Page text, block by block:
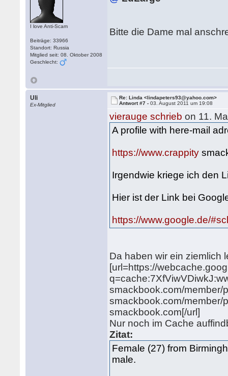
I love Anti-Scam
Beiträge: 33966
Standort: Russia
Mitglied seit: 08. Oktober 2008
Geschlecht:
Bitte die Dame mal
Uli
Ex-Mitglied
Re: Linda <lindapeters93@yahoo.com>
Antwort #7 -03. August 2011 um 19:08
vierauge schrieb on 11.
A profile with here-mail
https://www.crappity
Irgendwie kriege ich den
Hier ist der Link bei
https://www.google.de/
Da haben wir ein ziemlich
[url=https://
smackbook.com/member/
smackbook.com/member/
smackbook.com[/url]
Nur noch im Cache
Zitat:
Female (27) from
male.